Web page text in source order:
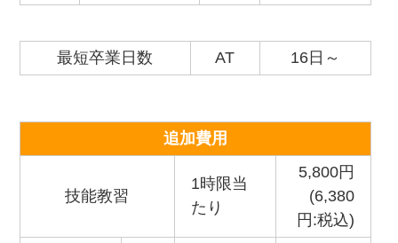
最短卒業日数 AT 16日～
追加費用
技能教習
1時限当
たり
5,800円
(6,380
円:税込)